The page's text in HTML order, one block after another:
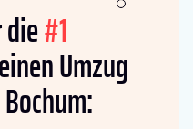
#1
Umzug